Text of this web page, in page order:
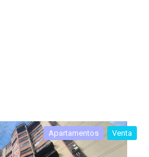
Apartamentos Venta